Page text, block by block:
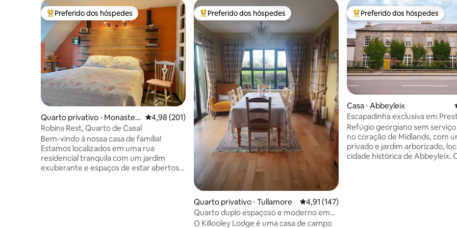
Entre os melhores preferidos dos hóspedes
Preferido dos hóspedes
Quarto privativo ⋅ Monaster
evin
4,98 de uma avaliação média de 5, 201 avaliações
4,98 (201)
Robins Rest, Quarto de Casal
Bem-vindo à nossa casa de família!
Estamos localizados em uma rua
residencial tranquila com um jardim
exuberante e espaços de estar abertos.
Entre os melhores preferidos dos hóspedes
Preferido dos hóspedes
Quarto privativo ⋅ Tullamore 4,91 de uma avaliação média de 5, 147
4,91 (147)
Quarto duplo espaçoso e moderno em
pousada no campo
O Killooley Lodge é uma casa de campo
Entre os melhores preferidos
Preferido dos hóspedes
Casa ⋅ Abbeyleix
Escapadinha exclusiva em
Refúgio georgiano sem
no coração de Midlands, com
privado e jardim arborizado,
cidade histórica de Abbeyleix. Com uma